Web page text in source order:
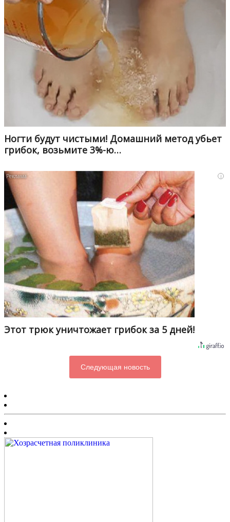
Ногти будут чистыми! Домашний метод убьет
грибок, возьмите 3%-ю…
i
Этот трюк уничтожает грибок за 5 дней!
Следующая новость